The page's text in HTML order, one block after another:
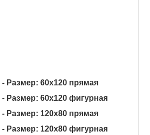
- Размер: 60x120 прямая
- Размер: 60x120 фигурная
- Размер: 120х80 прямая
- Размер: 120х80 фигурная